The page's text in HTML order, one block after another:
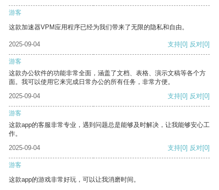
游客
这款加速器VPM应用程序已经为我们带来了无限的隐私和自由。
2025-09-04 支持[0] 反对[0]
游客
这款办公软件的功能非常全面，涵盖了文档、表格、演示文稿等各个方
面。我可以使用它来完成日常办公的所有任务，非常方便。
2025-09-04
支持[0] 反对[0]
游客
这款app的客服非常专业，遇到问题总是能够及时解决，让我能够安心工
作。
2025-09-04
支持[0] 反对[0]
游客
这款app的游戏非常好玩，可以让我消磨时间。